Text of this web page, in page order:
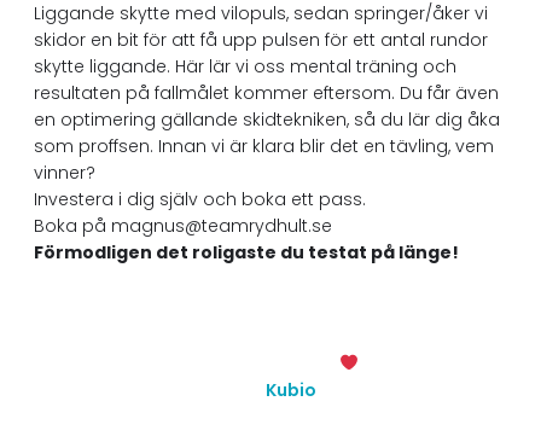
Liggande skytte med vilopuls, sedan springer/åker vi
skidor en bit för att få upp pulsen för ett antal rundor
skytte liggande. Här lär vi oss mental träning och
resultaten på fallmålet kommer eftersom. Du får även
en optimering gällande skidtekniken, så du lär dig åka
som proffsen. Innan vi är klara blir det en tävling, vem
vinner?
Investera i dig själv och boka ett pass.
Boka på magnus@teamrydhult.se
Förmodligen det roligaste du testat på länge!
Kubio